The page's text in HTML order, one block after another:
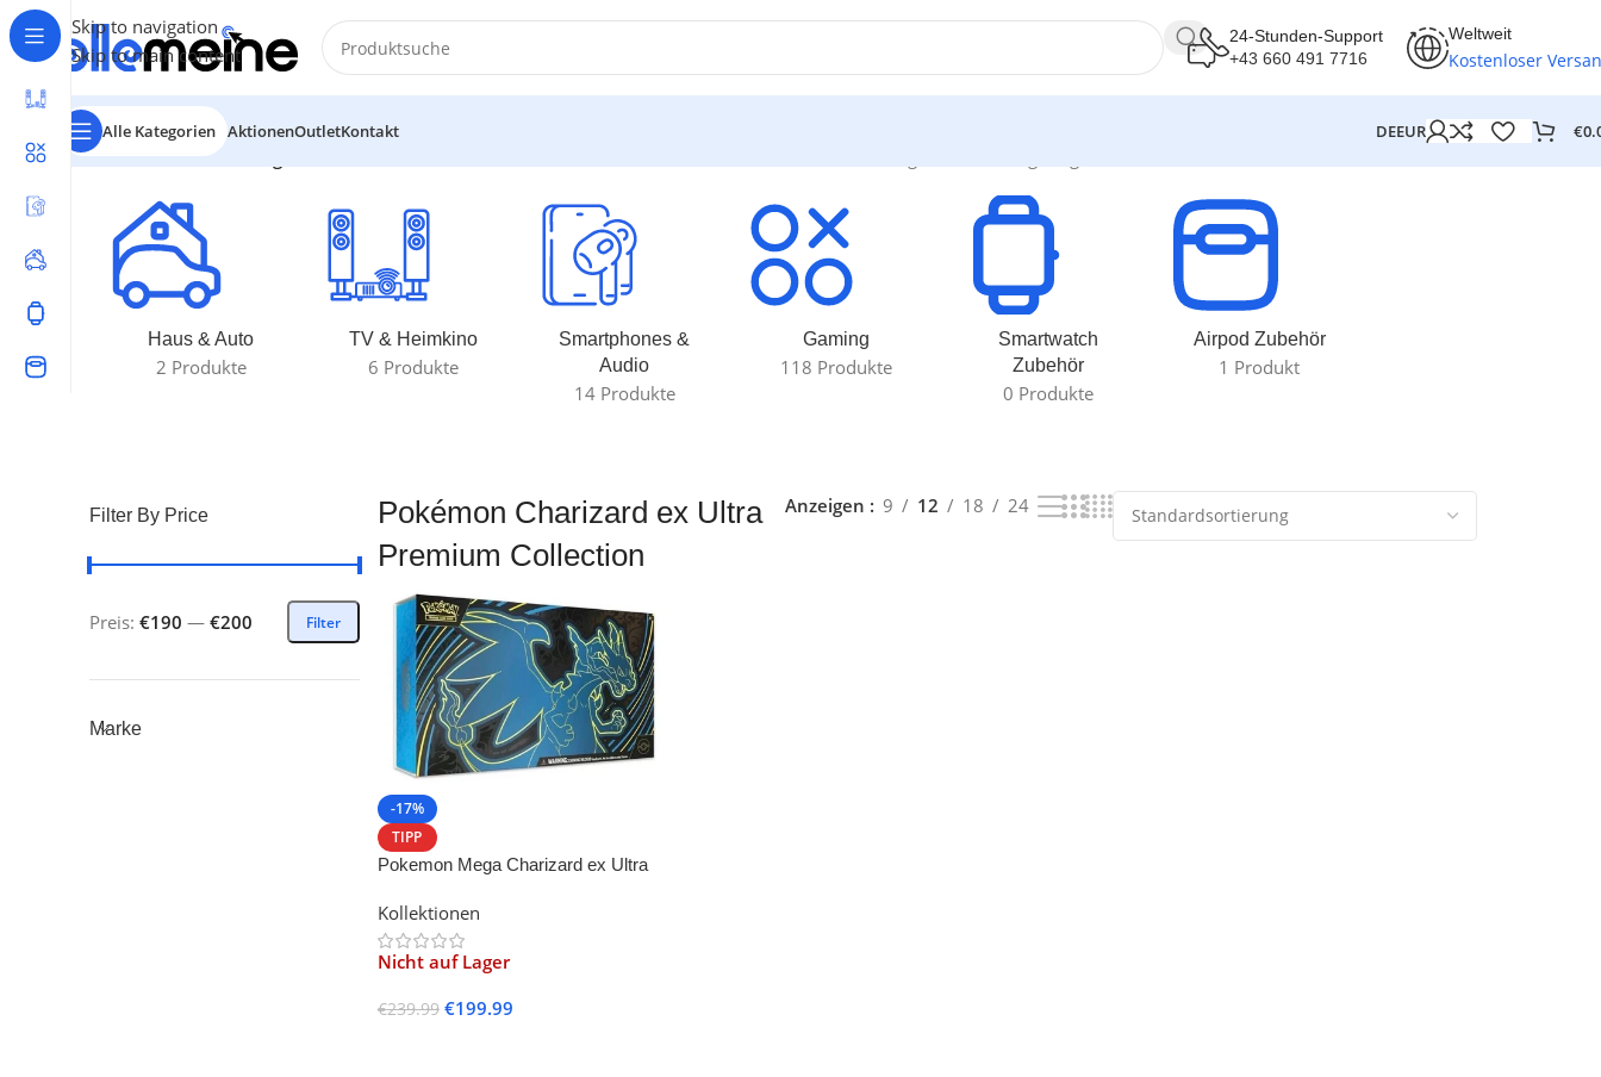
Skip to navigation
Skip to main content
24-Stunden-Support
+43 660 491 7716
Weltweit
Kostenloser
Alle Kategorien AktionenOutletKontakt DEEUR €
Start/Produkte verschlagwortet mit „Pokémon Charizard ex Ultra Premium Collection“
Haus & Auto
2 Produkte
TV & Heimkino
6 Produkte
Smartphones &
Audio
14 Produkte
Gaming
118 Produkte
Smartwatch
Zubehör
0 Produkte
Airpod Zubehör
1 Produkt
Filter By Price
Filter
Preis: €190 — €200
Marke
Pokémon Charizard ex Ultra
Premium Collection
Anzeigen 9 12 18 24
-17%
TIPP
Pokemon Mega Charizard ex Ultra
Kollektionen
Nicht auf Lager
€239.99 €199.99